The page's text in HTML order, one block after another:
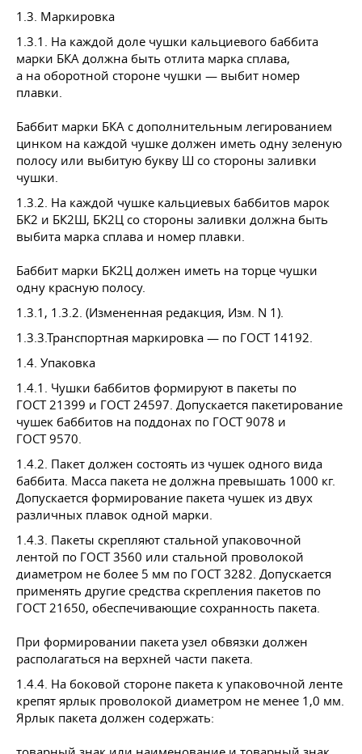
1.3. Маркировка
1.3.1. На каждой доле чушки кальциевого баббита
марки БКА должна быть отлита марка сплава,
а на оборотной стороне чушки — выбит номер
плавки.
Баббит марки БКА с дополнительным легированием
цинком на каждой чушке должен иметь одну зеленую
полосу или выбитую букву Ш со стороны заливки
чушки.
1.3.2. На каждой чушке кальциевых баббитов марок
БК2 и БК2Ш, БК2Ц со стороны заливки должна быть
выбита марка сплава и номер плавки.
Баббит марки БК2Ц должен иметь на торце чушки
одну красную полосу.
1.3.1, 1.3.2. (Измененная редакция, Изм. N 1).
1.3.3.Транспортная маркировка — по ГОСТ 14192.
1.4. Упаковка
1.4.1. Чушки баббитов формируют в пакеты по
ГОСТ 21399 и ГОСТ 24597. Допускается пакетирование
чушек баббитов на поддонах по ГОСТ 9078 и
ГОСТ 9570.
1.4.2. Пакет должен состоять из чушек одного вида
баббита. Масса пакета не должна превышать 1000 кг.
Допускается формирование пакета чушек из двух
различных плавок одной марки.
1.4.3. Пакеты скрепляют стальной упаковочной
лентой по ГОСТ 3560 или стальной проволокой
диаметром не более 5 мм по ГОСТ 3282. Допускается
применять другие средства скрепления пакетов по
ГОСТ 21650, обеспечивающие сохранность пакета.
При формировании пакета узел обвязки должен
располагаться на верхней части пакета.
1.4.4. На боковой стороне пакета к упаковочной ленте
крепят ярлык проволокой диаметром не менее 1,0 мм.
Ярлык пакета должен содержать: